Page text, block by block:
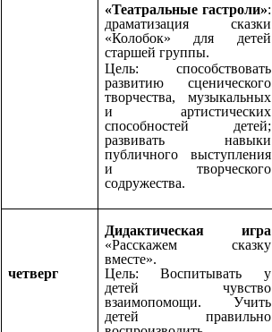
«Театральные гастроли»:
драматизация сказки
«Колобок» для детей
старшей группы.
Цель: способствовать
развитию сценического
творчества, музыкальных
и артистических
способностей детей;
развивать навыки
публичного выступления
и творческого
содружества.
четверг
Дидактическая игра
«Расскажем сказку
вместе».
Цель: Воспитывать у
детей чувство
взаимопомощи. Учить
детей правильно